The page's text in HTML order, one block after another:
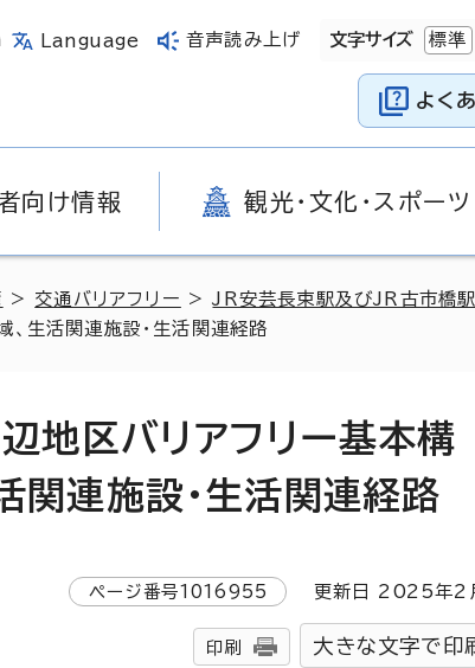
Language 音声読み上げ 文字サイズ 標準
よく
向け情報 観光・文化・スポーツ
> 交通バリアフリー >JR安芸長束駅及びJR古市橋
生活関連施設・生活関連経路
地区バリアフリー基本構
連施設・生活関連経路
ページ番号1016955 更新日 2025年2
印刷 大きな文字で印